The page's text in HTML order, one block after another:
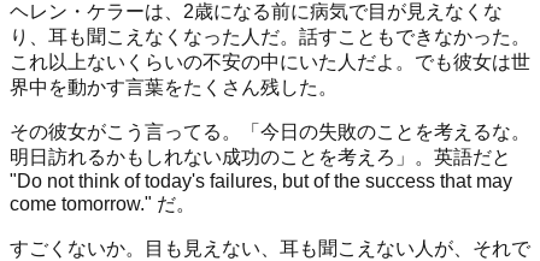
ヘレン・ケラーは、2歳になる前に病気で目が見えなくな
り、耳も聞こえなくなった人だ。話すこともできなかった。
これ以上ないくらいの不安の中にいた人だよ。でも彼女は世
界中を動かす言葉をたくさん残した。
その彼女がこう言ってる。「今日の失敗のことを考えるな。
明日訪れるかもしれない成功のことを考えろ」。英語だと
"Do not think of today's failures, but of the success that may
come tomorrow." だ。
すごくないか。目も見えない、耳も聞こえない人が、それで